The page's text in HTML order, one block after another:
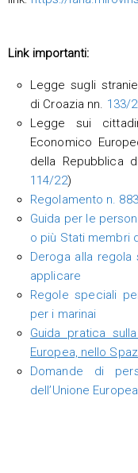
Link importanti:
Legge sugli
di Croazia nn. 133/
Legge sui
Economico
della Repubblica
114/22)
Regolamento n.
Guida per le
o più Stati membri
Deroga alla
applicare
Regole speciali
per i marinai
Guida pratica
Europea, nello
Domande di
dell’Unione Europea